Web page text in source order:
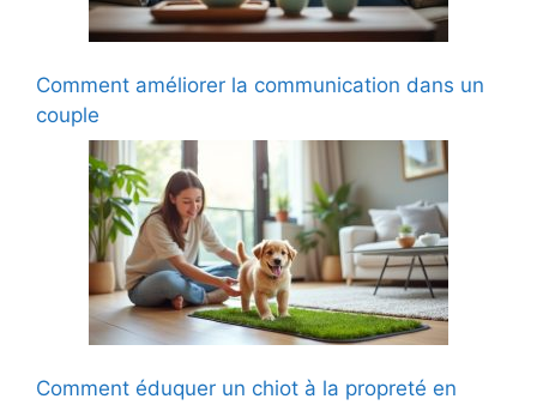
Comment améliorer la communication dans un
couple
Comment éduquer un chiot à la propreté en